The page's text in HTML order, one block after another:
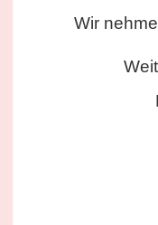
Wir